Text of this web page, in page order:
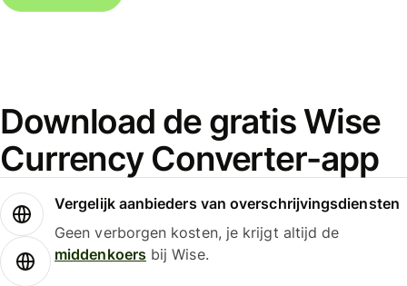
Download de gratis Wise
Currency Converter-app
Vergelijk aanbieders van overschrijvingsdiensten
Geen verborgen kosten, je krijgt altijd de
middenkoersbij Wise.